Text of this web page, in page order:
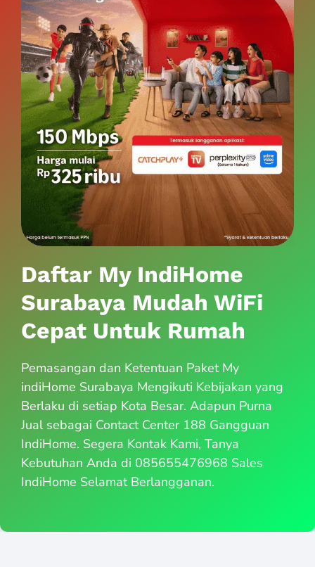
Daftar My IndiHome
Surabaya Mudah WiFi
Cepat Untuk Rumah
Pemasangan dan Ketentuan Paket My
indiHome Surabaya Mengikuti Kebijakan yang
Berlaku di setiap Kota Besar. Adapun Purna
Jual sebagai Contact Center 188 Gangguan
IndiHome. Segera Kontak Kami, Tanya
Kebutuhan Anda di 085655476968 Sales
IndiHome Selamat Berlangganan.